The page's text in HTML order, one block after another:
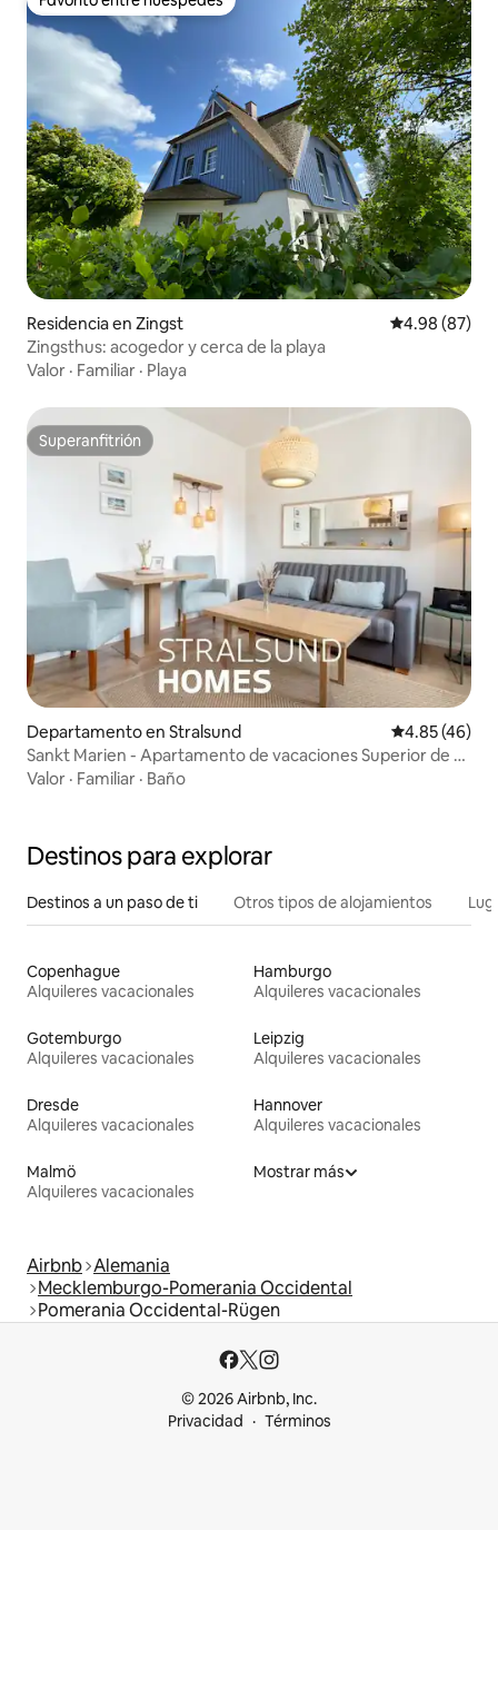
Favorito entre huéspedes
Residencia en Zingst Calificación
4.98 (87)
Zingsthus: acogedor y cerca de la playa
Valor · Familiar · Playa
Superanfitrión
Superanfitrión
Departamento en Stralsund Calificación
4.85 (46)
Sankt Marien - Apartamento de vacaciones Superior de 3
habitaciones
Valor · Familiar · Baño
Destinos para explorar
Destinos a un paso de ti Otros tipos de alojamientos
Copenhague
Alquileres vacacionales
Hamburgo
Alquileres vacacionales
Gotemburgo
Alquileres vacacionales
Leipzig
Alquileres vacacionales
Dresde
Alquileres vacacionales
Hannover
Alquileres vacacionales
Malmö
Alquileres vacacionales
Mostrar más
Airbnb Alemania
Mecklemburgo-Pomerania Occidental
Pomerania Occidental-Rügen
© 2026 Airbnb, Inc.
Privacidad
Términos